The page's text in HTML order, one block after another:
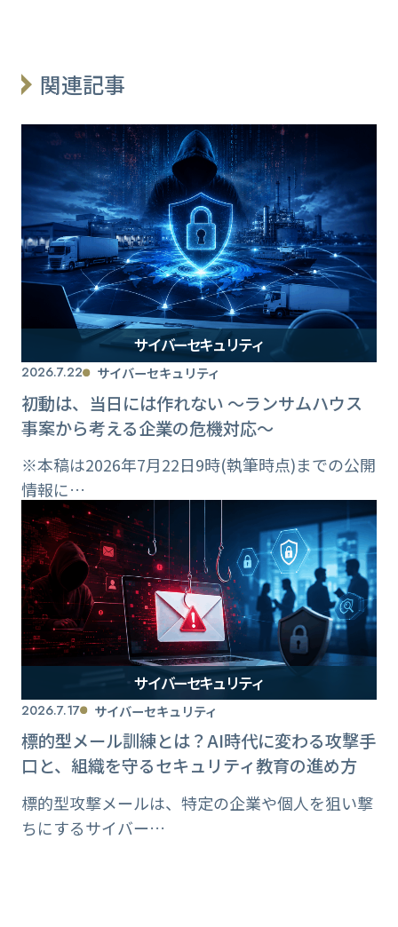
関連記事
サイバーセキュリティ
2026.7.22 サイバーセキュリティ
初動は、当日には作れない ～ランサムハウス
事案から考える企業の危機対応～
※本稿は2026年7月22日9時(執筆時点)までの公開
情報に…
サイバーセキュリティ
2026.7.17 サイバーセキュリティ
標的型メール訓練とは？AI時代に変わる攻撃手
口と、組織を守るセキュリティ教育の進め方
標的型攻撃メールは、特定の企業や個人を狙い撃
ちにするサイバー…